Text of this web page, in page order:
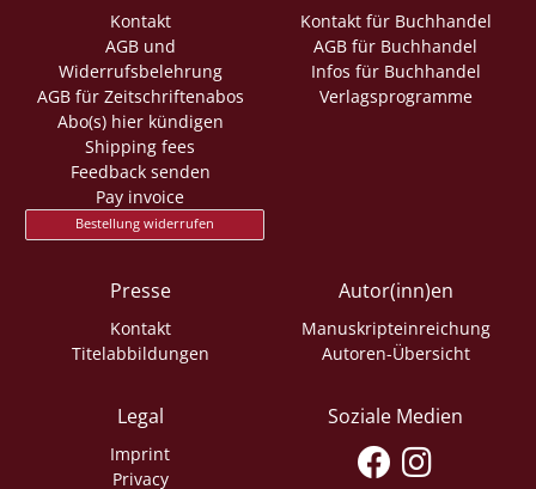
Kontakt
AGB und
Widerrufsbelehrung
AGB für Zeitschriftenabos
Abo(s) hier kündigen
Shipping fees
Feedback senden
Pay invoice
Bestellung widerrufen
Kontakt für Buchhandel
AGB für Buchhandel
Infos für Buchhandel
Verlagsprogramme
Presse
Kontakt
Titelabbildungen
Autor(inn)en
Manuskripteinreichung
Autoren-Übersicht
Legal
Imprint
Privacy
Soziale Medien